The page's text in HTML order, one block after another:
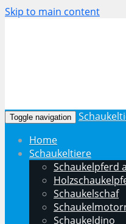
Skip to main content
Toggle navigation
Home
Schaukeltiere
Schaukelpferd
Schaukelschaf
Schaukeldino